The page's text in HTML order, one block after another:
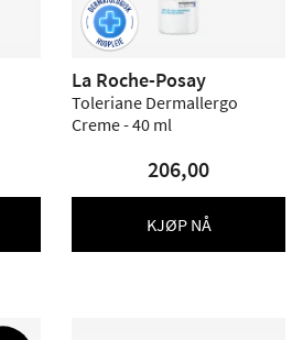
La Roche-Posay
Toleriane Dermallergo
Creme - 40 ml
206,00
KJØP NÅ